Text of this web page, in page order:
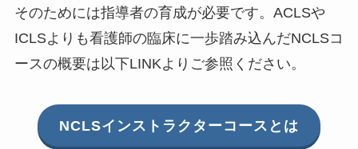
そのためには指導者の育成が必要です。ACLSや
ICLSよりも看護師の臨床に一歩踏み込んだNCLSコ
ースの概要は以下LINKよりご参照ください。
NCLSインストラクターコースとは